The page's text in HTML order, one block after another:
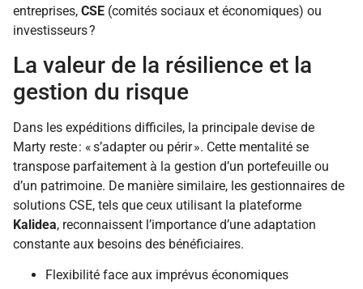
entreprises, CSE (comités sociaux et économiques) ou
investisseurs ?
La valeur de la résilience et la
gestion du risque
Dans les expéditions difficiles, la principale devise de
Marty reste : « s’adapter ou périr ». Cette mentalité se
transpose parfaitement à la gestion d’un portefeuille ou
d’un patrimoine. De manière similaire, les gestionnaires de
solutions CSE, tels que ceux utilisant la plateforme
Kalidea, reconnaissent l’importance d’une adaptation
constante aux besoins des bénéficiaires.
Flexibilité face aux imprévus économiques